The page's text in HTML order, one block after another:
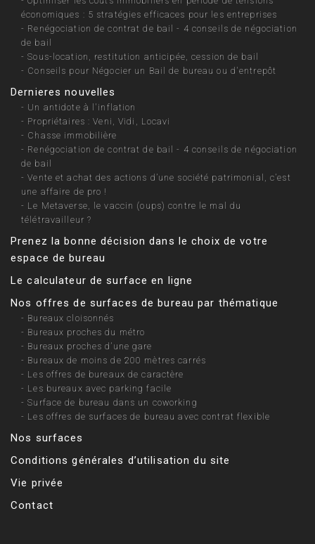
économiques : 5 stratégies efficaces pour les entreprises
- Renégociation de contrat de bail - 4 conseils de négociation
de bail
-Sous-location, restitution anticipée, cession de bail
- Conseils pour Négocier un Bail de bureau ou d'entrepôt
Dernieres nouvelles
- Un antidote à l'inflation
- Propriétaires : Veni, Vidi, Locavi
- Chasse immobilière
- Renégociation de contrat de bail - 4 conseils de négociation
de bail
-Vente et achat des actions d’une société patrimonial, c’est
une affaire de pro !
- Le Metaverse, le vaccin (oups) contre le mal du
télétravailleur ?
Prenez la bonne décision dans le choix de votre
espace de bureau
Le calculateur de surface en ligne
Nos offres de surfaces de bureau par thématique
- Bureaux cloisonnés
- Bureaux proches du métro
- Bureaux proches d’une gare
- Bureaux de moins de 200 mètres carrés
- Les offres de bureaux de caractère
- Les bureaux avec parking facile
-Surface de bureau dans un coworking
- Les offres de surfaces de bureau avec contrat flexible
Nos surfaces
Conditions générales d’utilisation du site
Vie privée
Contact